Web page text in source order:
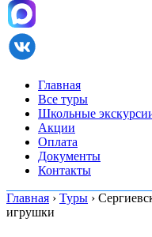
Главная
Все туры
Школьные
Акции
Оплата
Документы
Контакты
Главная › Туры ›
игрушки